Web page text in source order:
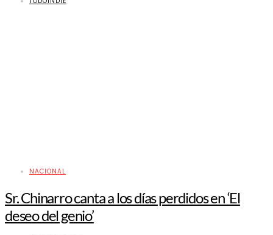
NACIONAL
Sr. Chinarro canta a los días perdidos en ‘El
deseo del genio’